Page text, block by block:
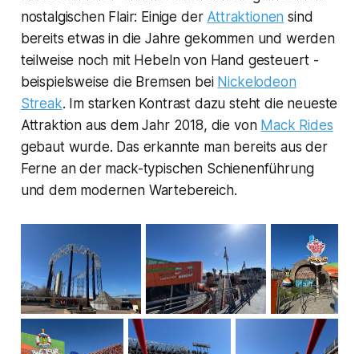
nostalgischen Flair: Einige der Attraktionen sind
bereits etwas in die Jahre gekommen und werden
teilweise noch mit Hebeln von Hand gesteuert -
beispielsweise die Bremsen bei Nickelodeon
Streak. Im starken Kontrast dazu steht die neueste
Attraktion aus dem Jahr 2018, die von Mack Rides
gebaut wurde. Das erkannte man bereits aus der
Ferne an der mack-typischen Schienenführung
und dem modernen Wartebereich.